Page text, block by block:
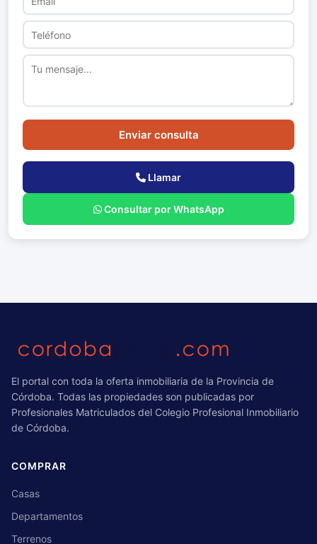
Enviar consulta
Llamar
Consultar por WhatsApp
El portal con toda la oferta inmobiliaria de la Provincia de
Córdoba. Todas las propiedades son publicadas por
Profesionales Matriculados del Colegio Profesional Inmobiliario
de Córdoba.
COMPRAR
Casas
Departamentos
Terrenos